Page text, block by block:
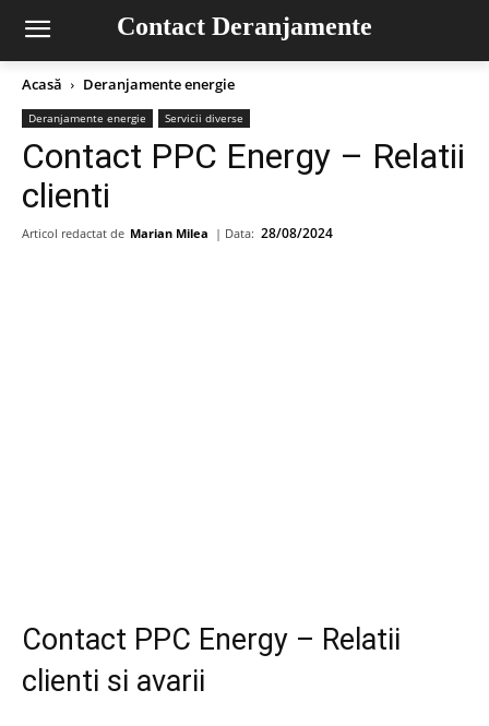
Contact Deranjamente
Acasă Deranjamente energie
Deranjamente energie Servicii diverse
Contact PPC Energy – Relatii
clienti
Articol redactat de Marian Milea | Data: 28/08/2024
Contact PPC Energy – Relatii
clienti si avarii